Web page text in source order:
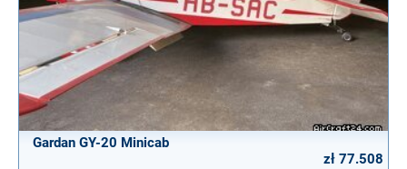
Gardan GY-20 Minicab
zł 77.508